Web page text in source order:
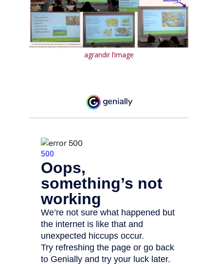
agrandir l’image